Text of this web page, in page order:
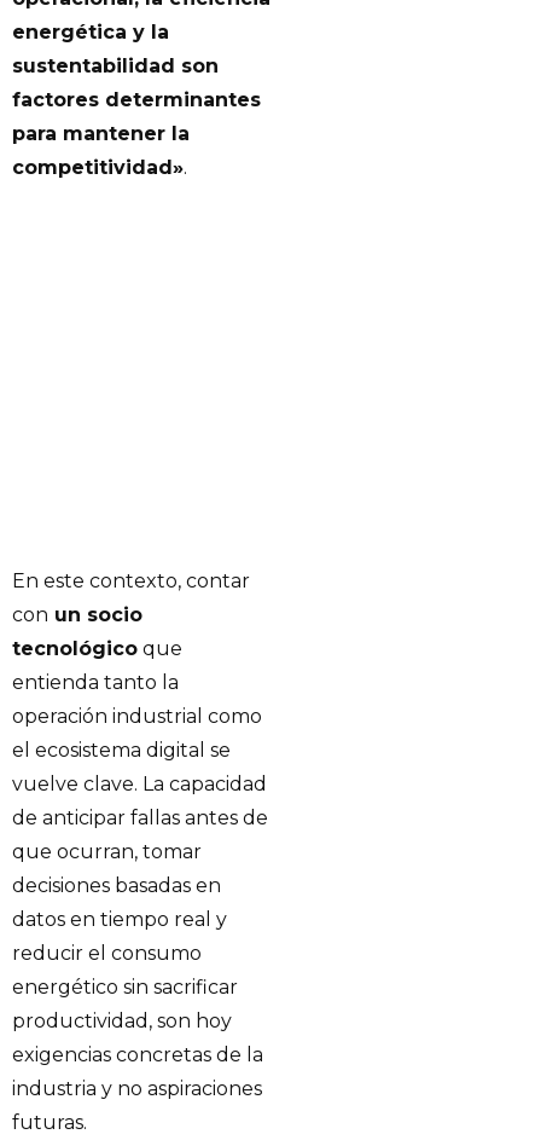
energética y la
sustentabilidad son
factores determinantes
para mantener la
competitividad».
En este contexto, contar
con un socio
tecnológico que
entienda tanto la
operación industrial como
el ecosistema digital se
vuelve clave. La capacidad
de anticipar fallas antes de
que ocurran, tomar
decisiones basadas en
datos en tiempo real y
reducir el consumo
energético sin sacrificar
productividad, son hoy
exigencias concretas de la
industria y no aspiraciones
futuras.